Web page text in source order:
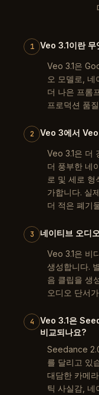
1 Veo 3.1이란 무
Veo 3.1은
오 모델로, 네
더 나은 프롬
프로덕션 품
2 Veo 3에서 Veo
Veo 3.1은 더
더 풍부한 네
로 및 세로 형
가합니다. 실
더 적은 폐기
3 네이티브 오디
Veo 3.1은 비
생성합니다.
음 클립을 생
오디오 단서
4
Veo 3.1은
비교되나요?
Seedance
를 달리고 있
대담한 카메
틱 사실감, 네